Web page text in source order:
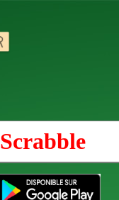
Scrabble